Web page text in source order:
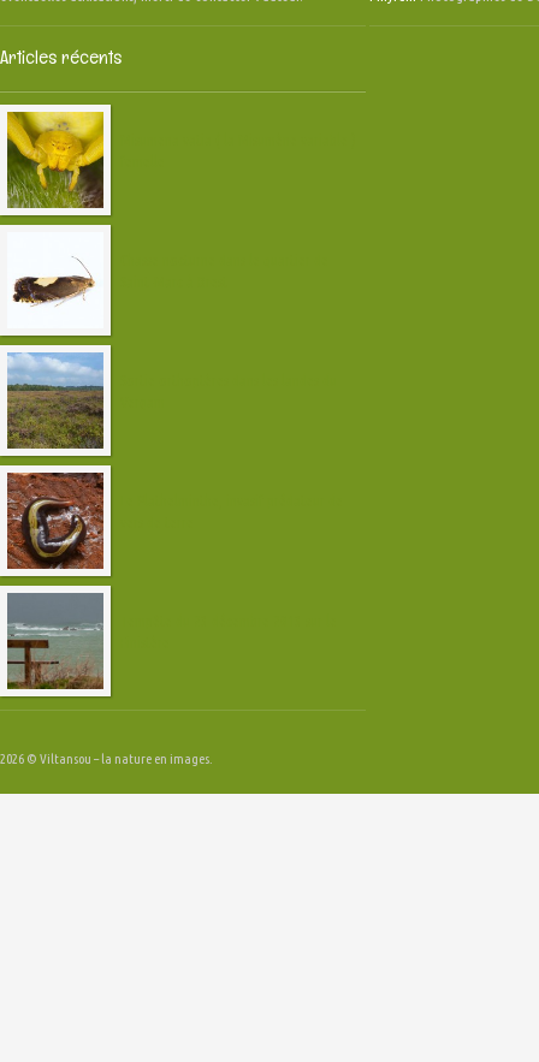
Articles récents
2026 © Viltansou – la nature en images.